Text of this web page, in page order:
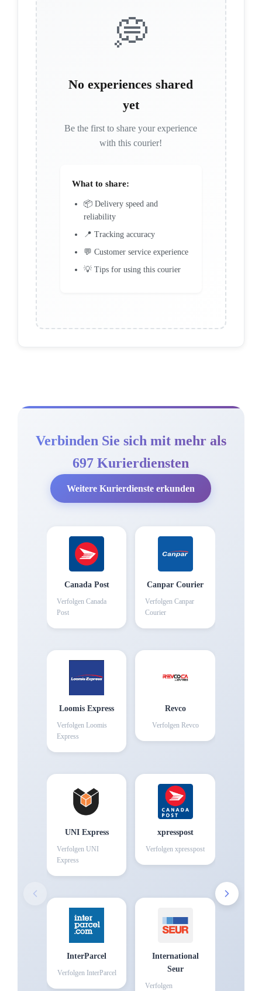
💭
No experiences shared
yet
Be the first to share your experience
with this courier!
What to share:
📦 Delivery speed and
reliability
📍 Tracking accuracy
💬 Customer service experience
💡 Tips for using this courier
Verbinden Sie sich mit mehr als
697 Kurierdiensten
Weitere Kurierdienste erkunden
Canada Post
Verfolgen Canada
Post
Canpar Courier
Verfolgen Canpar
Courier
Loomis Express
Verfolgen Loomis
Express
Revco
Verfolgen Revco
UNI Express
Verfolgen UNI
Express
xpresspost
Verfolgen xpresspost
InterParcel
Verfolgen InterParcel
International
Seur
Verfolgen